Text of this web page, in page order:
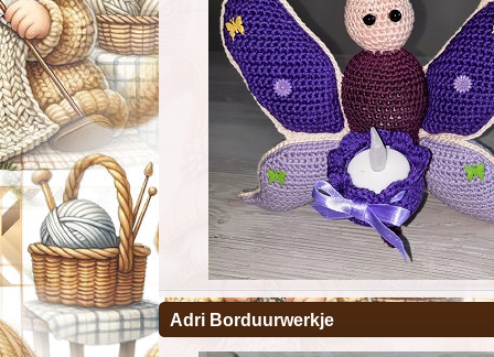
Adri Borduurwerkje